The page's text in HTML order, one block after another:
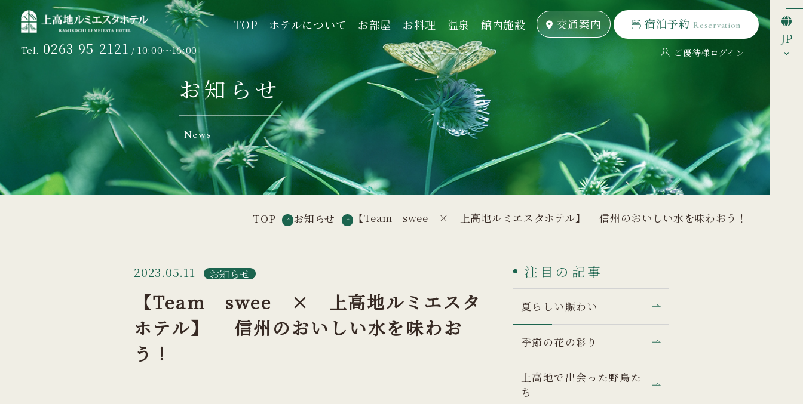
Tel. 0263-95-2121 / 10:00～16:00
TOP ホテルについて お部屋 お料理 温泉 館内施設 交通案内 宿泊予約 Reservation
ご優待様ログイン
TOP ホテルについて お部屋 お料理 温泉 館内施設 交通案内 宿泊予約 Reservation
JP
お知らせ
News
TOP お知らせ 【Team swee × 上高地ルミエスタホテル】 信州のおいしい水を味わおう！
2023.05.11 お知らせ
【Team swee × 上高地ルミエスタ
ホテル】 信州のおいしい水を味わお
う！
注目の記事
夏らしい賑わい
季節の花の彩り
上高地で出会った野鳥た
ち